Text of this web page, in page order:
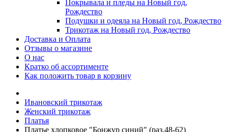
Покрывала и пледы на Новый год,
Рождество
Подушки и одеяла на Новый год, Рождество
Трикотаж на Новый год, Рождество
Доставка и Оплата
Отзывы о магазине
О нас
Кратко об ассортименте
Как положить товар в корзину
Ивановский трикотаж
Женский трикотаж
Платья
Платье хлопковое "Бонжур синий" (раз.48-62)